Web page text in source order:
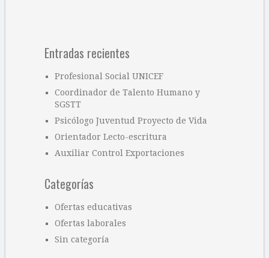
Entradas recientes
Profesional Social UNICEF
Coordinador de Talento Humano y
SGSTT
Psicólogo Juventud Proyecto de Vida
Orientador Lecto-escritura
Auxiliar Control Exportaciones
Categorías
Ofertas educativas
Ofertas laborales
Sin categoría